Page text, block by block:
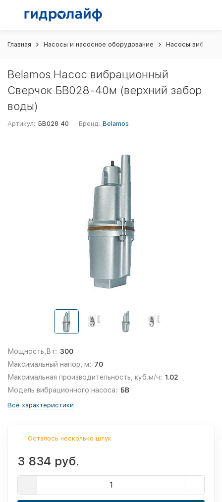
Главная Насосы и насосное оборудование Насосы
Belamos Насос вибрационный
Сверчок БВ028-40м (верхний забор
воды)
Артикул: БВ028 40 Бренд: Belamos
Мощность,Вт: 300
Максимальный напор, м: 70
Максимальная производительность, куб.м/ч: 1.02
Модель вибрационного насоса: БВ
Все характеристики
Осталось несколько штук
3 834 руб.